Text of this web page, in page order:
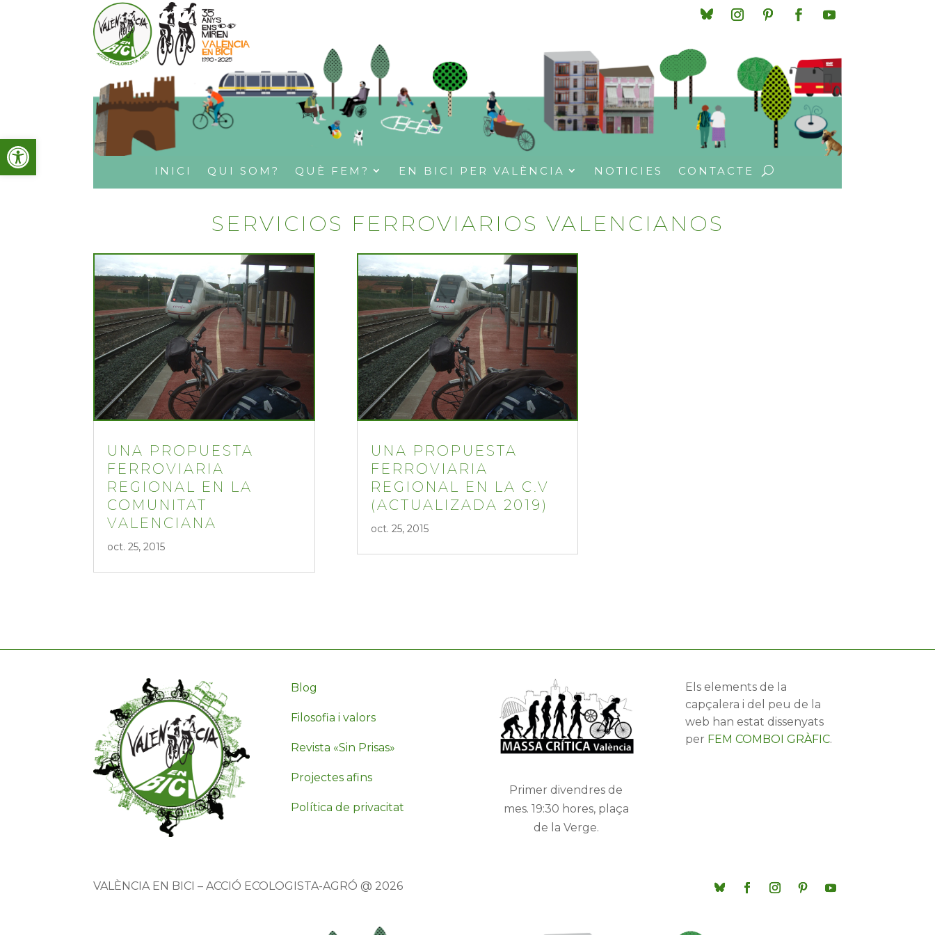
Obre la barra d'eines
INICI QUI SOM? QUÈ FEM? EN BICI PER VALÈNCIA NOTICIES CONTACTE
SERVICIOS FERROVIARIOS VALENCIANOS
UNA PROPUESTA
FERROVIARIA
REGIONAL EN LA
COMUNITAT
VALENCIANA
oct. 25, 2015
UNA PROPUESTA
FERROVIARIA
REGIONAL EN LA C.V
(ACTUALIZADA 2019)
oct. 25, 2015
Blog
Filosofia i valors
Revista «Sin Prisas»
Projectes afins
Política de privacitat
Primer divendres de
mes. 19:30 hores, plaça
de la Verge.
Els elements de la
capçalera i del peu de la
web han estat dissenyats
per FEM COMBOI GRÀFIC.
VALÈNCIA EN BICI – ACCIÓ ECOLOGISTA-AGRÓ @ 2026